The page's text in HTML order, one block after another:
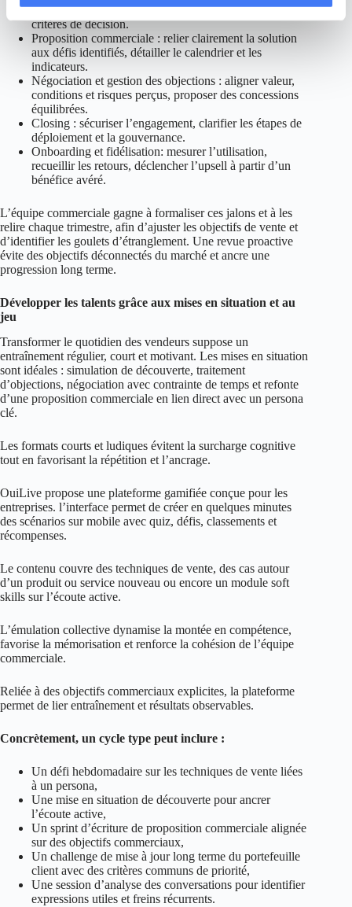
questions ouvertes, reformuler et faire émerger les
critères de décision.
Proposition commerciale : relier clairement la solution
aux défis identifiés, détailler le calendrier et les
indicateurs.
Négociation et gestion des objections : aligner valeur,
conditions et risques perçus, proposer des concessions
équilibrées.
Closing : sécuriser l’engagement, clarifier les étapes de
déploiement et la gouvernance.
Onboarding et fidélisation: mesurer l’utilisation,
recueillir les retours, déclencher l’upsell à partir d’un
bénéfice avéré.
L’équipe commerciale gagne à formaliser ces jalons et à les
relire chaque trimestre, afin d’ajuster les objectifs de vente et
d’identifier les goulets d’étranglement. Une revue proactive
évite des objectifs déconnectés du marché et ancre une
progression long terme.
Développer les talents grâce aux mises en situation et au
jeu
Transformer le quotidien des vendeurs suppose un
entraînement régulier, court et motivant. Les mises en situation
sont idéales : simulation de découverte, traitement
d’objections, négociation avec contrainte de temps et refonte
d’une proposition commerciale en lien direct avec un persona
clé.
Les formats courts et ludiques évitent la surcharge cognitive
tout en favorisant la répétition et l’ancrage.
OuiLive propose une plateforme gamifiée conçue pour les
entreprises. l’interface permet de créer en quelques minutes
des scénarios sur mobile avec quiz, défis, classements et
récompenses.
Le contenu couvre des techniques de vente, des cas autour
d’un produit ou service nouveau ou encore un module soft
skills sur l’écoute active.
L’émulation collective dynamise la montée en compétence,
favorise la mémorisation et renforce la cohésion de l’équipe
commerciale.
Reliée à des objectifs commerciaux explicites, la plateforme
permet de lier entraînement et résultats observables.
Concrètement, un cycle type peut inclure :
Un défi hebdomadaire sur les techniques de vente liées
à un persona,
Une mise en situation de découverte pour ancrer
l’écoute active,
Un sprint d’écriture de proposition commerciale alignée
sur des objectifs commerciaux,
Un challenge de mise à jour long terme du portefeuille
client avec des critères communs de priorité,
Une session d’analyse des conversations pour identifier
expressions utiles et freins récurrents.